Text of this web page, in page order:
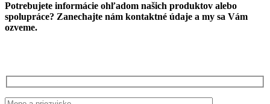
Potrebujete informácie ohľadom našich produktov alebo
spolupráce? Zanechajte nám kontaktné údaje a my sa Vám
ozveme.